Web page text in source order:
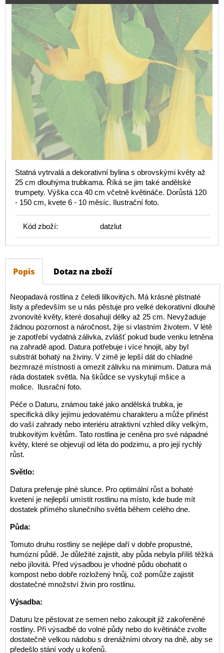
Statná vytrvalá a dekorativní bylina s obrovskými květy až
25 cm dlouhýma trubkama. Říká se jim také andělské
trumpety. Výška cca 40 cm včetně květináče. Dorůstá 120
- 150 cm, kvete 6 - 10 měsíc. Ilustrační foto.
Kód zboží: datzlut
Popis Dotaz na zboží
Neopadavá rostlina z čeledi lilkovitých. Má krásné plstnaté
listy a především se u nás pěstuje pro velké dekorativní dlouhé
zvonovité květy, které dosahují délky až 25 cm. Nevyžaduje
žádnou pozornost a náročnost, žije si vlastním životem. V létě
je zapotřebí vydatná zálivka, zvlášť pokud bude venku letněna
na zahradě apod. Datura potřebuje i více hnojit, aby byl
substrát bohatý na živiny. V zimě je lepší dát do chladné
bezmrazé místnosti a omezit zálivku na minimum. Datura má
ráda dostatek světla. Na škůdce se vyskytují mšice a
molice. Ilusrační foto.
Péče o Daturu, známou také jako andělská trubka, je
specifická díky jejímu jedovatému charakteru a může přinést
do vaší zahrady nebo interiéru atraktivní vzhled díky velkým,
trubkovitým květům. Tato rostlina je ceněna pro své nápadné
květy, které se objevují od léta do podzimu, a pro její rychlý
růst.
Světlo:
Datura preferuje plné slunce. Pro optimální růst a bohaté
kvetení je nejlepší umístit rostlinu na místo, kde bude mít
dostatek přímého slunečního světla během celého dne.
Půda:
Tomuto druhu rostliny se nejlépe daří v dobře propustné,
humózní půdě. Je důležité zajistit, aby půda nebyla příliš těžká
nebo jílovitá. Před výsadbou je vhodné půdu obohatit o
kompost nebo dobře rozložený hnůj, což pomůže zajistit
dostatečné množství živin pro rostlinu.
Výsadba:
Daturu lze pěstovat ze semen nebo zakoupit již zakořeněné
rostliny. Při výsadbě do volné půdy nebo do květináče zvolte
dostatečně velkou nádobu s drenážními otvory na dně, aby se
předešlo stání vody u kořenů.